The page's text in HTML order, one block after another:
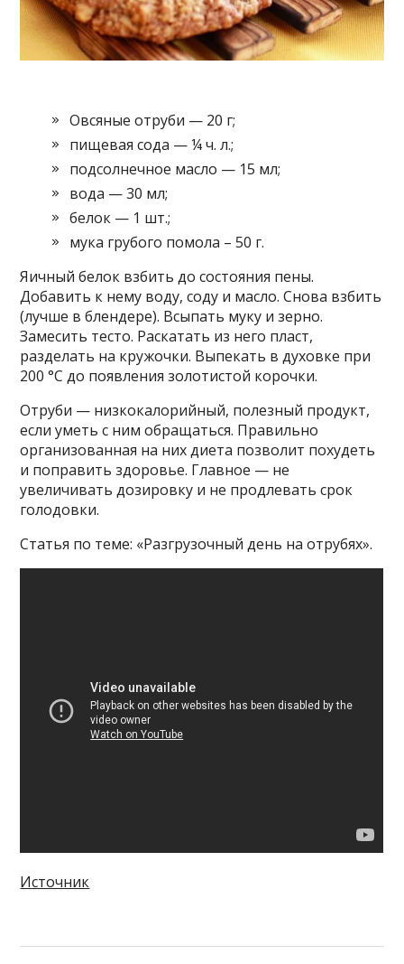
Овсяные отруби — 20 г;
пищевая сода — ¼ ч. л.;
подсолнечное масло — 15 мл;
вода — 30 мл;
белок — 1 шт.;
мука грубого помола – 50 г.
Яичный белок взбить до состояния пены.
Добавить к нему воду, соду и масло. Снова взбить
(лучше в блендере). Всыпать муку и зерно.
Замесить тесто. Раскатать из него пласт,
разделать на кружочки. Выпекать в духовке при
200 °С до появления золотистой корочки.
Отруби — низкокалорийный, полезный продукт,
если уметь с ним обращаться. Правильно
организованная на них диета позволит похудеть
и поправить здоровье. Главное — не
увеличивать дозировку и не продлевать срок
голодовки.
Статья по теме: «Разгрузочный день на отрубях».
Источник